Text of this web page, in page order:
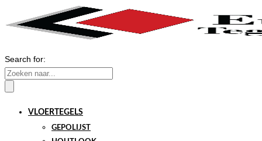
Search for:
VLOERTEGELS
GEPOLIJST